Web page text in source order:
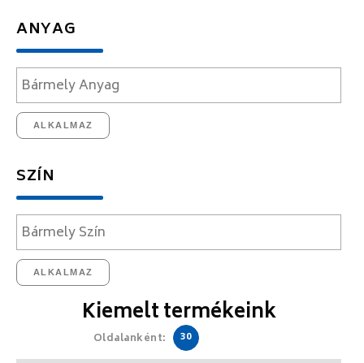
ANYAG
ALKALMAZ
SZÍN
ALKALMAZ
Kiemelt termékeink
Oldalanként: 30